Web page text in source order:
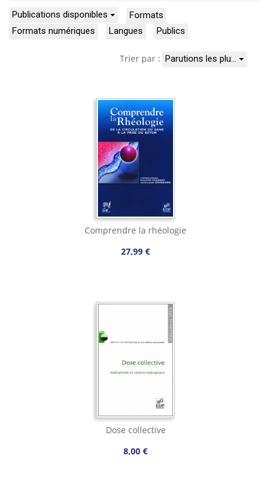
Publications disponibles
Formats
Formats numériques
Langues Publics
Trier par : Parutions les plu…
Comprendre la rhéologie
27,99 €
Dose collective
8,00 €